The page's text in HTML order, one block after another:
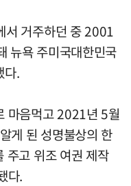
서 거주하던 중 2001
뉴욕 주미국대한민국
다.
마음먹고 2021년 5월
게 된 성명불상의 한
고 위조 여권 제작
다.